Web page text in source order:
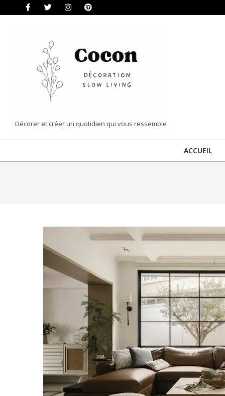
COCON
|
DÉCORATION
Décorer et créer un quotidien qui vous ressemble
ACCUEIL